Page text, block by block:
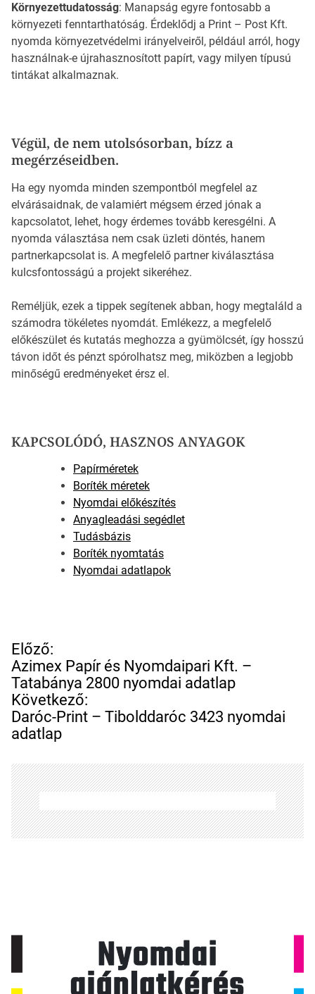
Környezettudatosság: Manapság egyre fontosabb a
környezeti fenntarthatóság. Érdeklődj a Print – Post Kft.
nyomda környezetvédelmi irányelveiről, például arról, hogy
használnak-e újrahasznosított papírt, vagy milyen típusú
tintákat alkalmaznak.
Végül, de nem utolsósorban, bízz a
megérzéseidben.
Ha egy nyomda minden szempontból megfelel az
elvárásaidnak, de valamiért mégsem érzed jónak a
kapcsolatot, lehet, hogy érdemes tovább keresgélni. A
nyomda választása nem csak üzleti döntés, hanem
partnerkapcsolat is. A megfelelő partner kiválasztása
kulcsfontosságú a projekt sikeréhez.
Reméljük, ezek a tippek segítenek abban, hogy megtaláld a
számodra tökéletes nyomdát. Emlékezz, a megfelelő
előkészület és kutatás meghozza a gyümölcsét, így hosszú
távon időt és pénzt spórolhatsz meg, miközben a legjobb
minőségű eredményeket érsz el.
KAPCSOLÓDÓ, HASZNOS ANYAGOK
Papírméretek
Boríték méretek
Nyomdai előkészítés
Anyagleadási segédlet
Tudásbázis
Boríték nyomtatás
Nyomdai adatlapok
B
e
j
e
g
y
z
é
s
n
a
v
ó
Előző:
Azimex Papír és Nyomdaipari Kft. –
Tatabánya 2800 nyomdai adatlap
Következő:
Daróc-Print – Tibolddaróc 3423 nyomdai
adatlap